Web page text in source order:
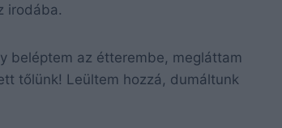
irodába.
beléptem az étterembe, megláttam
tőlünk! Leültem hozzá, dumáltunk